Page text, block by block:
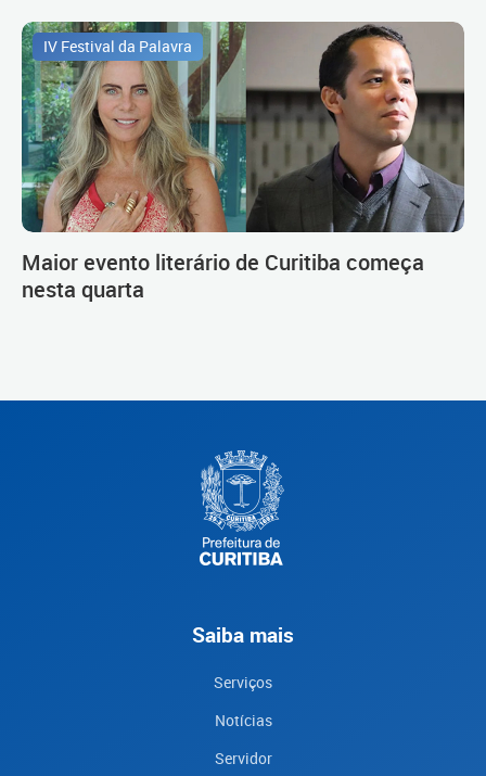
IV Festival da Palavra
Maior evento literário de Curitiba começa
nesta quarta
Saiba mais
Serviços
Notícias
Servidor